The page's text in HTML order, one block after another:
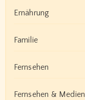
Ernährung
Familie
Fernsehen
Fernsehen & Medien